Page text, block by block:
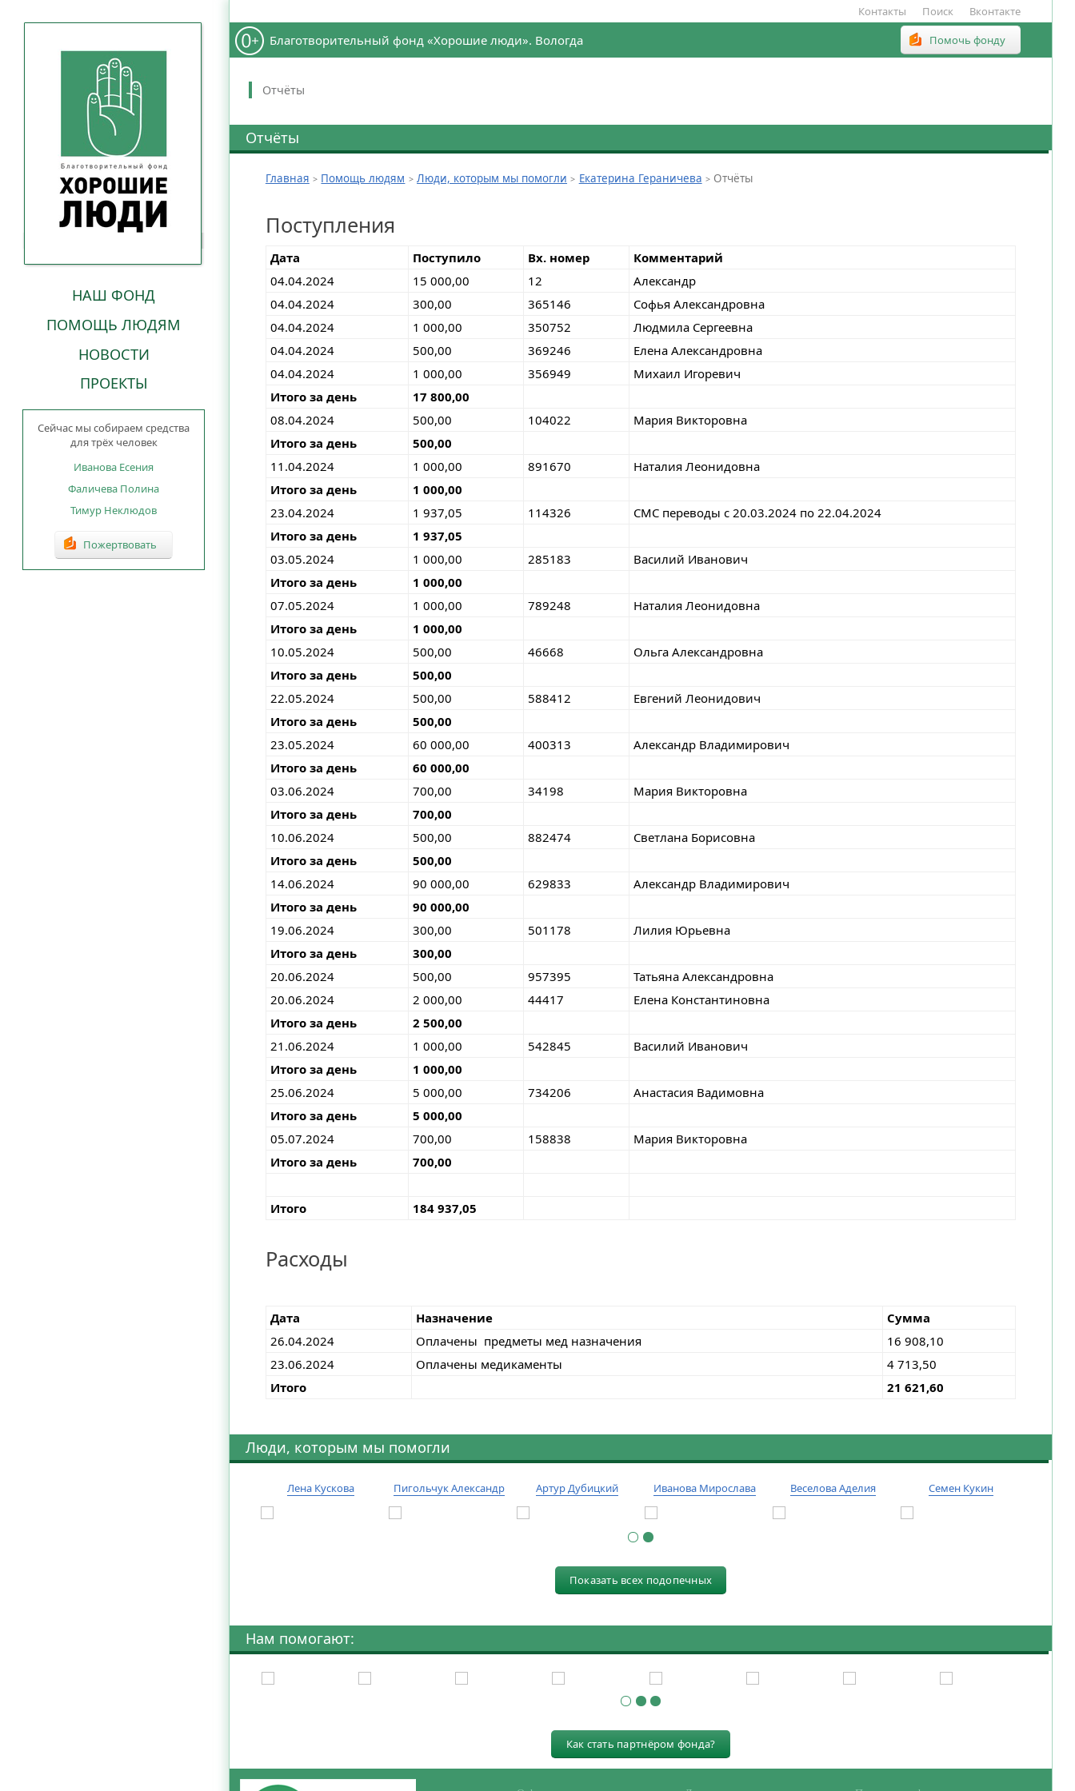
НАШ ФОНД
ПОМОЩЬ ЛЮДЯМ
НОВОСТИ
ПРОЕКТЫ
Сейчас мы собираем средства
для трёх человек
Иванова Есения
Фаличева Полина
Тимур Неклюдов
Пожертвовать
Контакты Поиск Вконтакте
Благотворительный фонд «Хорошие люди». Вологда Помочь фонду
Отчёты
Отчёты
Главная Помощь людям Люди, которым мы помогли Екатерина Гераничева Отчёты
Поступления
Дата Поступило Вх. номер
Комментарий
04.04.2024
15 000,00 12
Александр
04.04.2024
300,00 365146
Софья Александровна
04.04.2024
1 000,00 350752
Людмила Сергеевна
04.04.2024
500,00 369246
Елена Александровна
04.04.2024
1 000,00 356949
Михаил Игоревич
Итого за день
17 800,00
08.04.2024
500,00 104022
Мария Викторовна
Итого за день
500,00
11.04.2024
1 000,00 891670
Наталия Леонидовна
Итого за день
1 000,00
23.04.2024
1 937,05 114326
СМС переводы с 20.03.2024 по 22.04.2024
Итого за день
1 937,05
03.05.2024
1 000,00 285183
Василий Иванович
Итого за день
1 000,00
07.05.2024
1 000,00 789248
Наталия Леонидовна
Итого за день
1 000,00
10.05.2024
500,00 46668
Ольга Александровна
Итого за день
500,00
22.05.2024
500,00 588412
Евгений Леонидович
Итого за день
500,00
23.05.2024
60 000,00 400313
Александр Владимирович
Итого за день
60 000,00
03.06.2024
700,00 34198
Мария Викторовна
Итого за день
700,00
10.06.2024
500,00 882474
Светлана Борисовна
Итого за день
500,00
14.06.2024
90 000,00 629833
Александр Владимирович
Итого за день
90 000,00
19.06.2024
300,00 501178
Лилия Юрьевна
Итого за день
300,00
20.06.2024
500,00 957395
Татьяна Александровна
20.06.2024
2 000,00 44417
Елена Константиновна
Итого за день
2 500,00
21.06.2024
1 000,00 542845
Василий Иванович
Итого за день
1 000,00
25.06.2024
5 000,00 734206
Анастасия Вадимовна
Итого за день
5 000,00
05.07.2024
700,00 158838
Мария Викторовна
Итого за день
700,00
Итого 184 937,05
Расходы
Дата Назначение
Сумма
26.04.2024
Оплачены предметы мед назначения
16 908,10
23.06.2024
Оплачены медикаменты
4 713,50
Итого
21 621,60
Люди, которым мы помогли
Лена Кускова Пигольчук Александр Артур Дубицкий Иванова Мирослава Веселова Аделия Семен Кукин
Показать всех подопечных
Нам помогают:
Как стать партнёром фонда?